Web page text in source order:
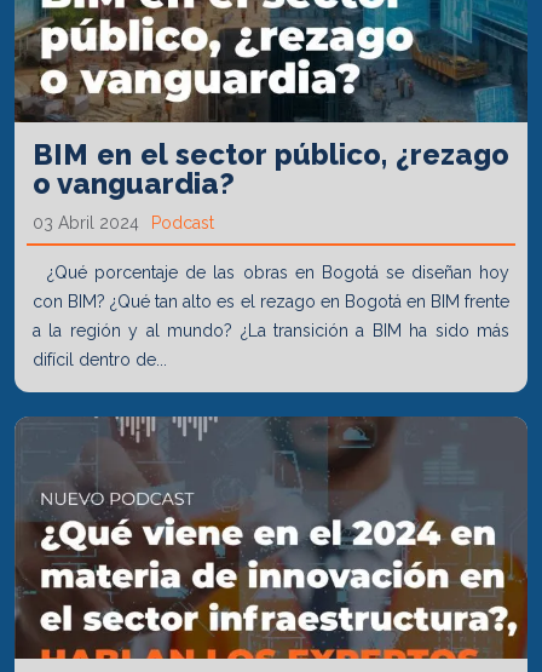
BIM en el sector público, ¿rezago
o vanguardia?
03 Abril 2024 Podcast
¿Qué porcentaje de las obras en Bogotá se diseñan hoy
con BIM? ¿Qué tan alto es el rezago en Bogotá en BIM frente
a la región y al mundo? ¿La transición a BIM ha sido más
difícil dentro de...